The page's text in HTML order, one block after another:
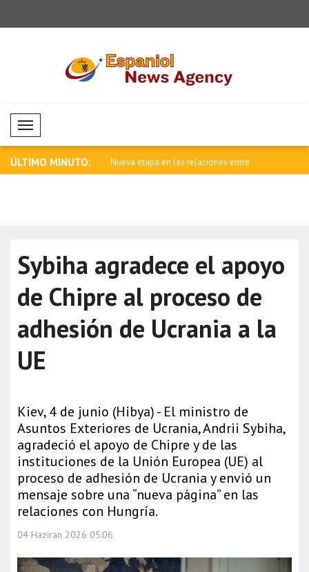
Mobil Menü
ÚLTIMO MINUTO:
Senado a aprobar la Nueva etapa en las relaciones entre
Sybiha agradece el apoyo
de Chipre al proceso de
adhesión de Ucrania a la
UE
Kiev, 4 de junio (Hibya) - El ministro de
Asuntos Exteriores de Ucrania, Andrii Sybiha,
agradeció el apoyo de Chipre y de las
instituciones de la Unión Europea (UE) al
proceso de adhesión de Ucrania y envió un
mensaje sobre una “nueva página” en las
relaciones con Hungría.
04 Haziran 2026 05:06